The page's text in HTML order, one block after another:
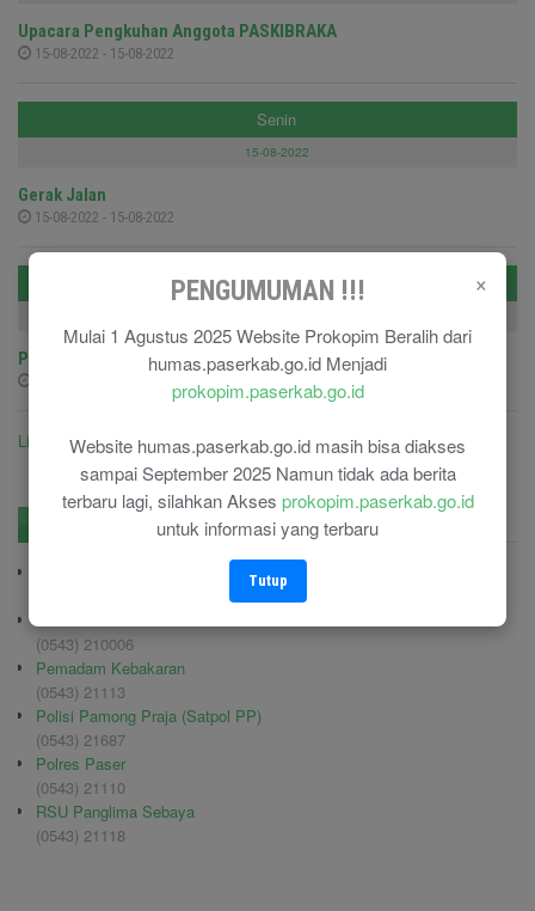
×
PENGUMUMAN !!!
Mulai 1 Agustus 2025 Website Prokopim Beralih dari
humas.paserkab.go.id Menjadi
prokopim.paserkab.go.id
Website humas.paserkab.go.id masih bisa diakses
sampai September 2025 Namun tidak ada berita
terbaru lagi, silahkan Akses prokopim.paserkab.go.id
untuk informasi yang terbaru
Tutup
Upacara Pengkuhan Anggota PASKIBRAKA
15-08-2022 - 15-08-2022
Senin
15-08-2022
Gerak Jalan
15-08-2022 - 15-08-2022
Selasa
Pelepasan Peserta Jambore Perwakilan Kab.Paser
Lihat semua agenda ....
Pengadaan
Kodim 0904/TNG
(0543) 210006
Pemadam Kebakaran
(0543) 21113
Polisi Pamong Praja (Satpol PP)
(0543) 21687
Polres Paser
(0543) 21110
RSU Panglima Sebaya
(0543) 21118